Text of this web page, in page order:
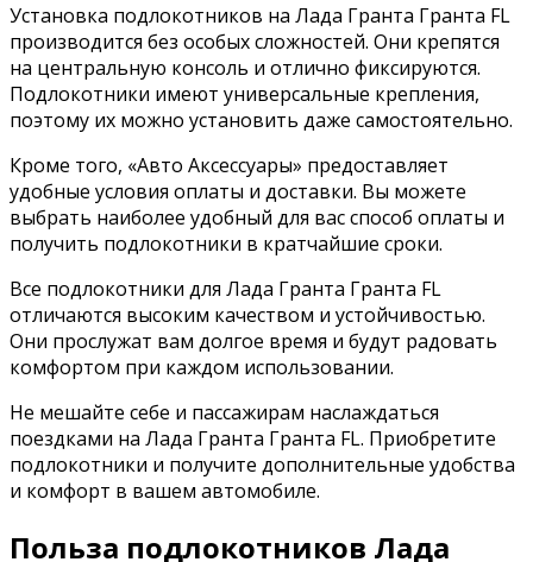
Установка подлокотников на Лада Гранта Гранта FL
производится без особых сложностей. Они крепятся
на центральную консоль и отлично фиксируются.
Подлокотники имеют универсальные крепления,
поэтому их можно установить даже самостоятельно.
Кроме того, «Авто Аксессуары» предоставляет
удобные условия оплаты и доставки. Вы можете
выбрать наиболее удобный для вас способ оплаты и
получить подлокотники в кратчайшие сроки.
Все подлокотники для Лада Гранта Гранта FL
отличаются высоким качеством и устойчивостью.
Они прослужат вам долгое время и будут радовать
комфортом при каждом использовании.
Не мешайте себе и пассажирам наслаждаться
поездками на Лада Гранта Гранта FL. Приобретите
подлокотники и получите дополнительные удобства
и комфорт в вашем автомобиле.
Польза подлокотников Лада